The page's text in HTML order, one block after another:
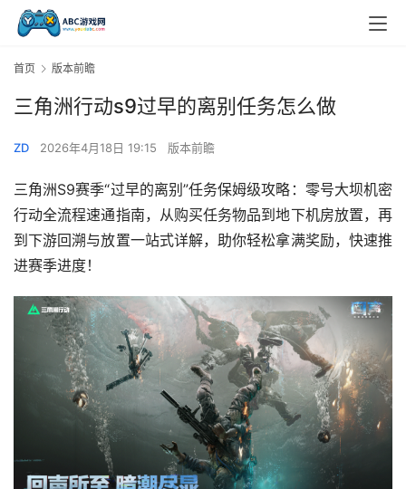
首页 版本前瞻
三角洲行动s9过早的离别任务怎么做
ZD 2026年4月18日 19:15 版本前瞻
三角洲S9赛季“过早的离别”任务保姆级攻略：零号大坝机密
行动全流程速通指南，从购买任务物品到地下机房放置，再
到下游回溯与放置一站式详解，助你轻松拿满奖励，快速推
进赛季进度！